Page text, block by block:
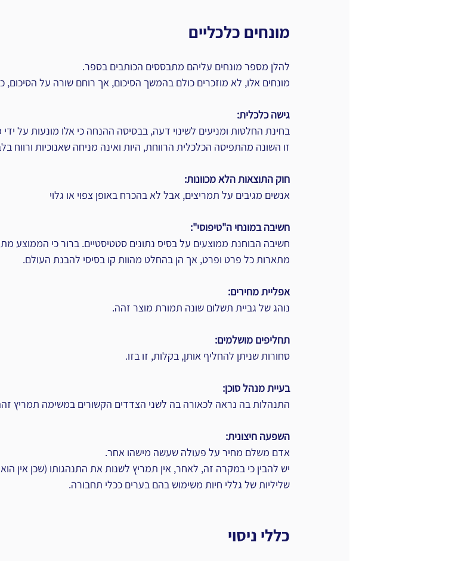
מונחים כלכליים
להלן מספר מונחים עליהם מתבססים הכותבים בספר.
מונחים אלו, לא מוזכרים כולם בהמשך הסיכום, אך רוחם שורה על הסיכום,
גישה כלכלית:
בחינת החלטות ומניעים לשינוי דעה, בבסיסה ההנחה כי אלו מונעות על
זו השונה מהתפיסה הכלכלית הרווחת, היות ואינה מניחה שאנוכיות ורווח
חוק התוצאות הלא מכוונות:
אנשים מגיבים על תמריצים, אבל לא בהכרח באופן צפוי או גלוי
חשיבה במונחי ה"טיפוסי":
חשיבה הבוחנת ממוצעים על בסיס נתונים סטטיסטיים. ברור כי הממוצע
מתארות כל פרט ופרט, אך הן בהחלט מהוות קו בסיסי להבנת העולם.
אפליית מחירים:
נוהג של גביית תשלום שונה תמורת מוצר זהה.
תחליפים מושלמים:
סחורות שניתן להחליף אותן, בקלות, זו בזו.
בעיית מנהל סוכן:
התנהלות בה נראה לכאורה בה לשני הצדדים הקשורים במשימה תמריץ
השפעה חיצונית:
אדם משלם מחיר על פעולה שעשה מישהו אחר.
יש להבין כי במקרה זה, לאחר, אין תמריץ לשנות את התנהגותו (שכן אין
שליליות של גללי חיות משימוש בהם בערים ככלי תחבורה.
כללי ניסוי